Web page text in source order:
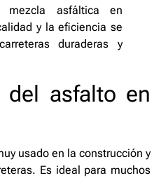
mezcla asfáltica en
y la eficiencia se
duraderas y
del asfalto en
usado en la construcción y
Es ideal para muchos